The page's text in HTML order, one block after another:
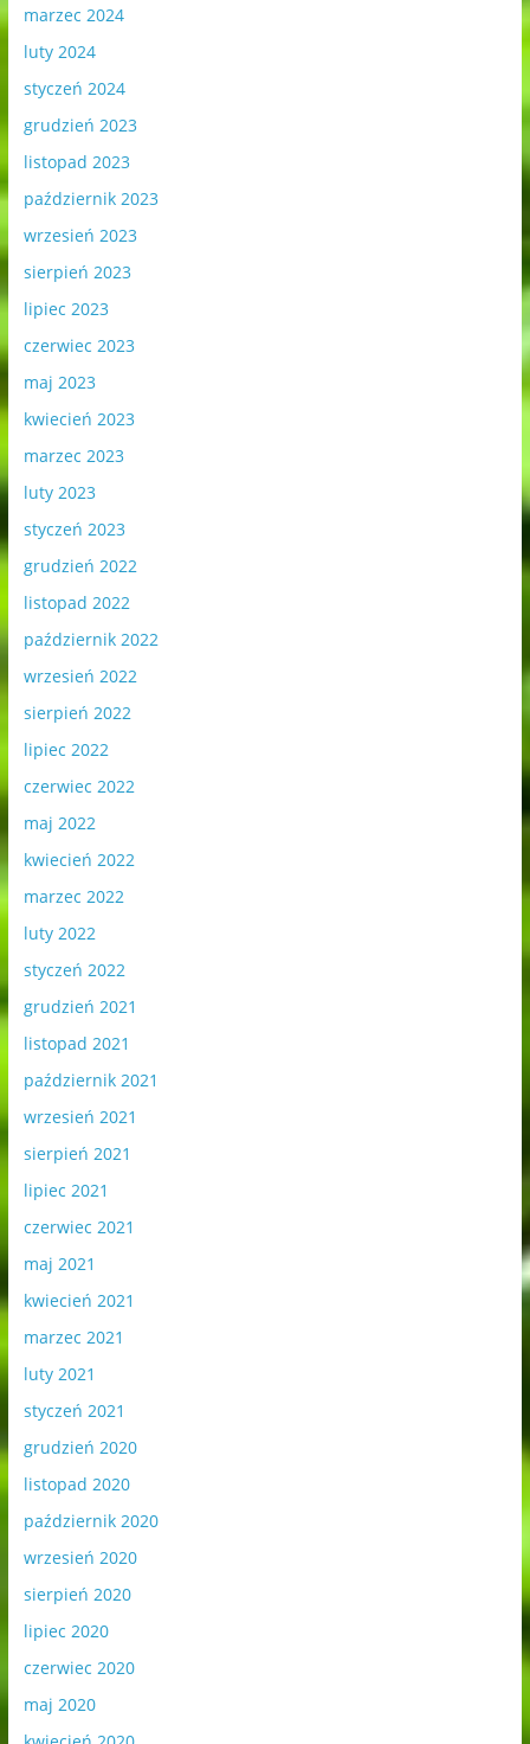
marzec 2024
luty 2024
styczeń 2024
grudzień 2023
listopad 2023
październik 2023
wrzesień 2023
sierpień 2023
lipiec 2023
czerwiec 2023
maj 2023
kwiecień 2023
marzec 2023
luty 2023
styczeń 2023
grudzień 2022
listopad 2022
październik 2022
wrzesień 2022
sierpień 2022
lipiec 2022
czerwiec 2022
maj 2022
kwiecień 2022
marzec 2022
luty 2022
styczeń 2022
grudzień 2021
listopad 2021
październik 2021
wrzesień 2021
sierpień 2021
lipiec 2021
czerwiec 2021
maj 2021
kwiecień 2021
marzec 2021
luty 2021
styczeń 2021
grudzień 2020
listopad 2020
październik 2020
wrzesień 2020
sierpień 2020
lipiec 2020
czerwiec 2020
maj 2020